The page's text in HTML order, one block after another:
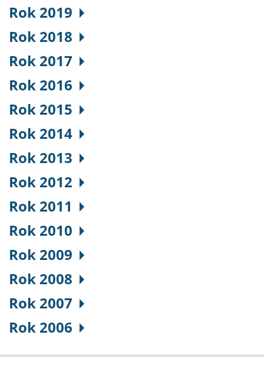
Rok 2019
Rok 2018
Rok 2017
Rok 2016
Rok 2015
Rok 2014
Rok 2013
Rok 2012
Rok 2011
Rok 2010
Rok 2009
Rok 2008
Rok 2007
Rok 2006